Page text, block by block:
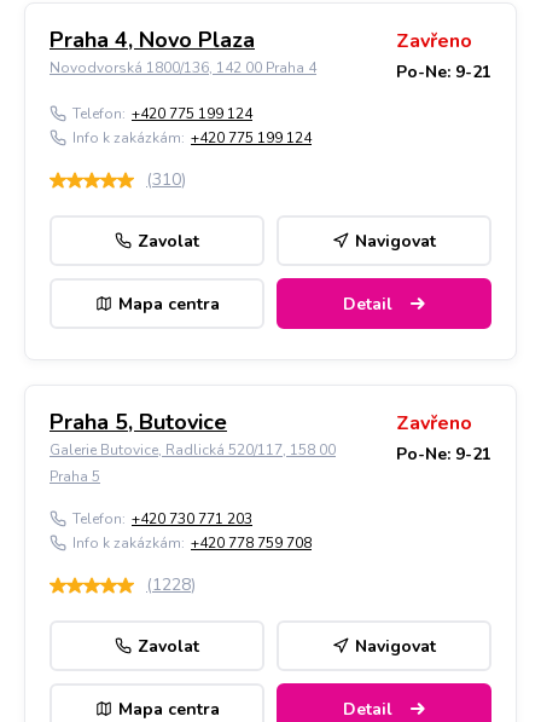
Praha 4, Novo Plaza
Novodvorská 1800/136, 142 00 Praha 4
Zavřeno
Po-Ne: 9-21
Telefon: +420 775 199 124
Info k zakázkám: +420 775 199 124
(310)
Zavolat Navigovat
Mapa centra Detail
Praha 5, Butovice
Galerie Butovice, Radlická 520/117, 158 00
Praha 5
Zavřeno
Po-Ne: 9-21
Telefon: +420 730 771 203
Info k zakázkám: +420 778 759 708
(1228)
Zavolat Navigovat
Mapa centra Detail